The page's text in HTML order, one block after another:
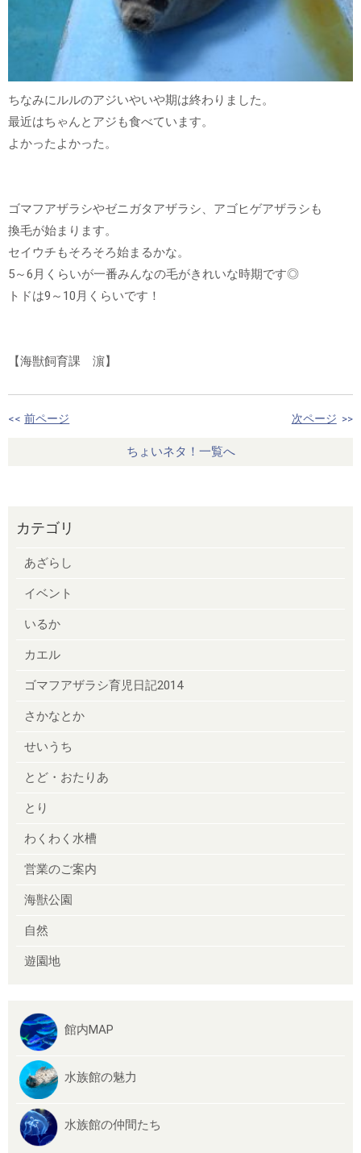
ちなみにルルのアジいやいや期は終わりました。
最近はちゃんとアジも食べています。
よかったよかった。
ゴマフアザラシやゼニガタアザラシ、アゴヒゲアザラシも
換毛が始まります。
セイウチもそろそろ始まるかな。
5～6月くらいが一番みんなの毛がきれいな時期です◎
トドは9～10月くらいです！
【海獣飼育課 濵】
<< 前ページ 次ページ >>
ちょいネタ！一覧へ
カテゴリ
あざらし
イベント
いるか
カエル
ゴマフアザラシ育児日記2014
さかなとか
せいうち
とど・おたりあ
とり
わくわく水槽
営業のご案内
海獣公園
自然
遊園地
館内MAP
水族館の魅力
水族館の仲間たち